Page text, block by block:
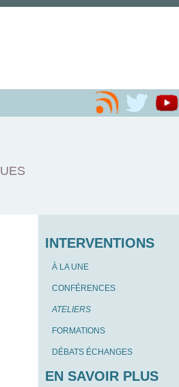
INTERVENTIONS
À LA UNE
CONFÉRENCES
ATELIERS
FORMATIONS
DÉBATS ÉCHANGES
EN SAVOIR PLUS